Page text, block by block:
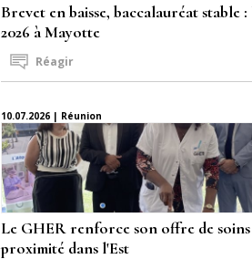
Brevet en baisse, baccalauréat stable
2026 à Mayotte
Réagir
10.07.2026 | Réunion
Le GHER renforce son offre de soins
proximité dans l'Est